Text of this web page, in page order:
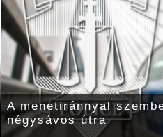
A menetiránnyal
négysávos útra